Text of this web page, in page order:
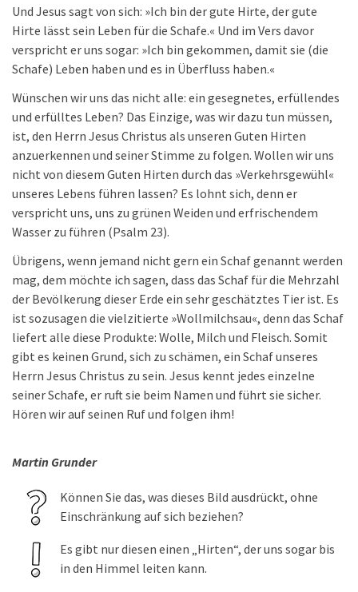
Und Jesus sagt von sich: »Ich bin der gute Hirte, der gute
Hirte lässt sein Leben für die Schafe.« Und im Vers davor
verspricht er uns sogar: »Ich bin gekommen, damit sie (die
Schafe) Leben haben und es in Überfluss haben.«
Wünschen wir uns das nicht alle: ein gesegnetes, erfüllendes
und erfülltes Leben? Das Einzige, was wir dazu tun müssen,
ist, den Herrn Jesus Christus als unseren Guten Hirten
anzuerkennen und seiner Stimme zu folgen. Wollen wir uns
nicht von diesem Guten Hirten durch das »Verkehrsgewühl«
unseres Lebens führen lassen? Es lohnt sich, denn er
verspricht uns, uns zu grünen Weiden und erfrischendem
Wasser zu führen (Psalm 23).
Übrigens, wenn jemand nicht gern ein Schaf genannt werden
mag, dem möchte ich sagen, dass das Schaf für die Mehrzahl
der Bevölkerung dieser Erde ein sehr geschätztes Tier ist. Es
ist sozusagen die vielzitierte »Wollmilchsau«, denn das Schaf
liefert alle diese Produkte: Wolle, Milch und Fleisch. Somit
gibt es keinen Grund, sich zu schämen, ein Schaf unseres
Herrn Jesus Christus zu sein. Jesus kennt jedes einzelne
seiner Schafe, er ruft sie beim Namen und führt sie sicher.
Hören wir auf seinen Ruf und folgen ihm!
Martin Grunder
Können Sie das, was dieses Bild ausdrückt, ohne
Einschränkung auf sich beziehen?
Es gibt nur diesen einen „Hirten“, der uns sogar bis
in den Himmel leiten kann.